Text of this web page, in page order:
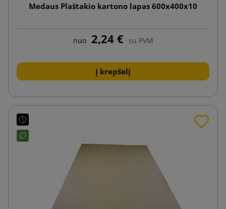
Medaus Plaštakio kartono lapas 600x400x10
nuo 2,24 € su PVM
Į krepšelį